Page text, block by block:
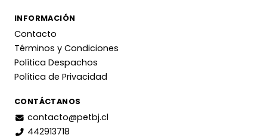
INFORMACIÓN
Contacto
Términos y Condiciones
Política Despachos
Política de Privacidad
CONTÁCTANOS
contacto@petbj.cl
442913718